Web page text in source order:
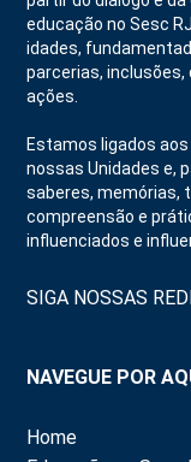
educação no Sesc
idades,
parcerias,
ações.
Estamos ligados
nossas Unidades e,
saberes, memórias,
compreensão e
influenciados e
SIGA NOSSAS
NAVEGUE POR
Home